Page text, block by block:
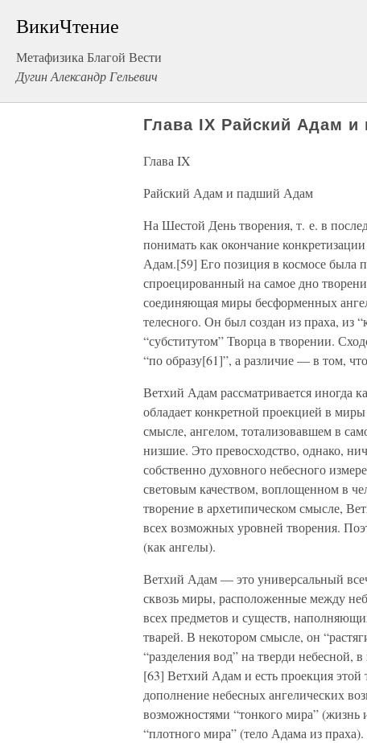
ВикиЧтение
Метафизика Благой Вести
Дугин Александр Гельевич
Глава IX Райский Адам
Глава IX
Райский Адам и падший Адам
На Шестой День творения, т. е. в
понимать как окончание
Адам.[59] Его позиция в космосе была
спроецированный на самое дно
соединяющая миры бесформенных
телесного. Он был создан из праха, из
“субститутом” Творца в творении.
“по образу[61]”, а различие — в том,
Ветхий Адам рассматривается иногда
обладает конкретной проекцией в
смысле, ангелом, тотализовавшем в
низшие. Это превосходство, однако,
собственно духовного небесного
световым качеством, воплощенном в
творение в архетипическом смысле,
всех возможных уровней творения.
(как ангелы).
Ветхий Адам — это универсальный
сквозь миры, расположенные между
всех предметов и существ,
тварей. В некотором смысле, он
“разделения вод” на тверди небесной,
[63] Ветхий Адам и есть проекция
дополнение небесных ангелических
возможностями “тонкого мира”
“плотного мира” (тело Адама из